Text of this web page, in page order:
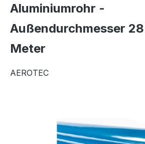
Aluminiumrohr -
Außendurchmesser
Meter
AEROTEC